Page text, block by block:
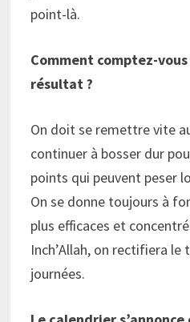
point-là.
Comment comptez-
résultat ?
On doit se remettre vite
continuer à bosser dur
points qui peuvent peser
On se donne toujours à
plus efficaces et
Inch’Allah, on rectifiera le
journées.